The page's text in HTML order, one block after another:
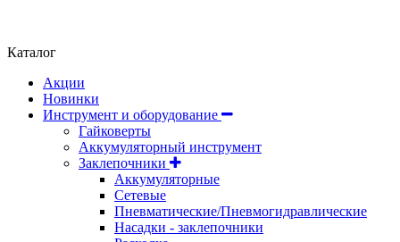
Каталог
Акции
Новинки
Инструмент и оборудование
Гайковерты
Аккумуляторный инструмент
Заклепочники
Аккумуляторные
Сетевые
Пневматические/Пневмогидравлические
Насадки - заклепочники